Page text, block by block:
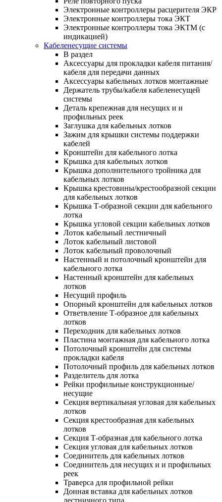
Электронные контроллеры расцерителя ЭКР
Электронные контроллеры тока ЭКТ
Электронные контроллеры тока ЭКТМ (с
индикацией)
Кабеленесущие системы
В раздел
Аксессуары для прокладки кабеля питания/
кабеля для передачи данных
Аксессуары кабельных лотков монтажные
Держатель трубы/кабеля кабеленесущей
системы
Деталь крепежная для несущих и и
профильных реек
Заглушка для кабельных лотков
Зажим для крышки системы поддержки
кабелей
Кронштейн для кабельного лотка
Крышка для кабельных лотков
Крышка дополнительного тройника для
кабельных лотков
Крышка крестовины/крестообразной секции
для кабельных лотков
Крышка Т-образной секции для кабельного
лотка
Крышка угловой секции кабельных лотков
Лоток кабельный лестничный
Лоток кабельный листовой
Лоток кабельный проволочный
Настенный и потолочный кронштейн для
кабельного лотка
Настенный кронштейн для кабельных
лотков
Несущий профиль
Опорный кронштейн для кабельных лотков
Ответвление Т-образное для кабельных
лотков
Переходник для кабельных лотков
Пластина монтажная для кабельного лотка
Потолочный кронштейн для системы
прокладки кабеля
Потолочный профиль для кабельных лотков
Разделитель для лотка
Рейки профильные конструкционные/
несущие
Секция вертикальная угловая для кабельных
лотков
Секция крестообразная для кабельных
лотков
Секция Т-образная для кабельного лотка
Секция угловая для кабельных лотков
Соединитель для кабельных лотков
Соединитель для несущих и и профильных
реек
Траверса для профильной рейки
Донная вставка для кабельных лотков
лестничного типа